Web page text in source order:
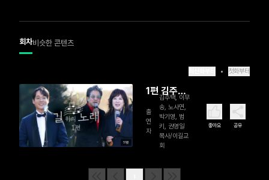
회차비슷한 콘텐츠
첫화부터
51분
1편 김주택,
이무송, 노
사연
출
연
자
김주택, 이무
송, 노사연,
박기영, 범
키, 권영일
목사/이길교
회
좋아요 공유